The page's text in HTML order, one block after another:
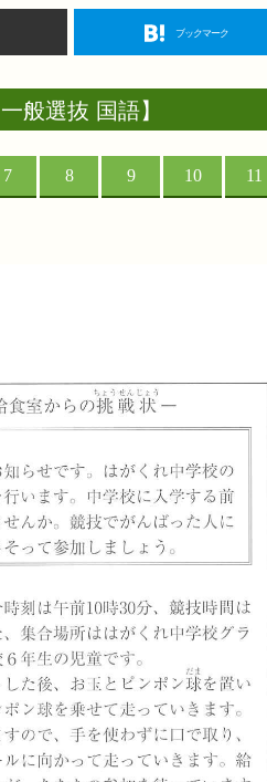
ブックマーク
般選抜 国語】